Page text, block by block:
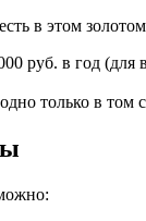
в этом
руб. в год (для
только в